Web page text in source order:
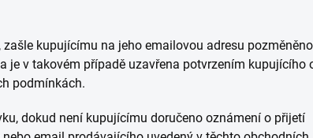
kupujícímu na jeho emailovou adresu
je v takovém případě uzavřena potvrzením kupujícího
podmínkách.
dokud není kupujícímu doručeno oznámení o přijetí